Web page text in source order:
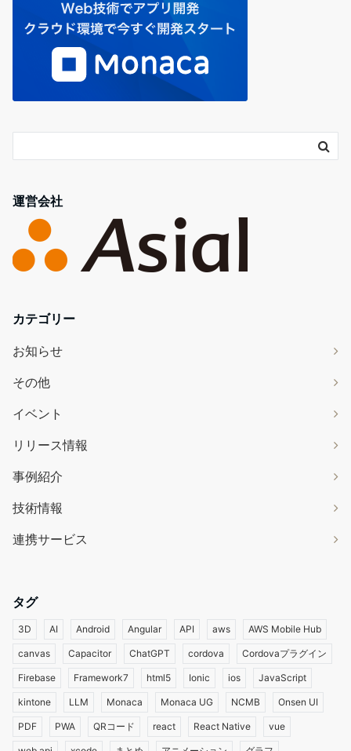
運営会社
カテゴリー
お知らせ
その他
イベント
リリース情報
事例紹介
技術情報
連携サービス
タグ
3D AI Android Angular API aws AWS Mobile Hub
canvas Capacitor ChatGPT cordova Cordovaプラグイン
Firebase Framework7 html5 Ionic ios JavaScript
kintone LLM Monaca Monaca UG NCMB Onsen UI
PDF PWA QRコード react React Native vue